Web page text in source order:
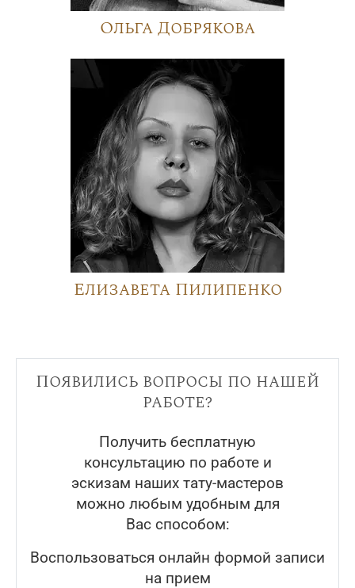
Ольга Добрякова
Елизавета Пилипенко
Появились вопросы по нашей
работе?
Получить бесплатную
консультацию по работе и
эскизам наших тату-мастеров
можно любым удобным для
Вас способом:
Воспользоваться онлайн формой записи
на прием